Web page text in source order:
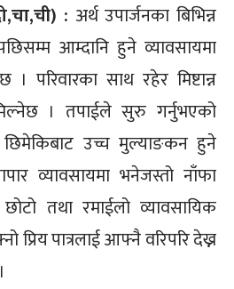
: अर्थ उपार्जनका बिभिन्न
आम्दानि हुने व्यावसायमा
परिवारका साथ रहेर मिष्टान्न
। तपाईले सुरु गर्नुभएको
उच्च मुल्याङकन हुने
व्यावसायमा भनेजस्तो नाँफा
तथा रमाईलो व्यावसायिक
प्रिय पात्रलाई आफ्नै वरिपरि देख्न